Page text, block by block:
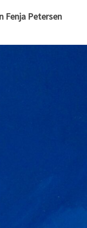
Fenja Petersen